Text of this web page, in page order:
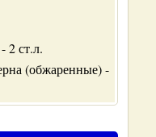
2 ст.л.
(обжаренные) -